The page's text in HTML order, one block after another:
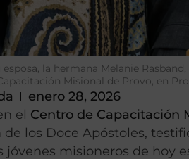
esposa, la hermana Melanie
Misional de Provo, en
enero 28, 2026
el Centro de Capacitación
de los Doce Apóstoles,
jóvenes misioneros de hoy